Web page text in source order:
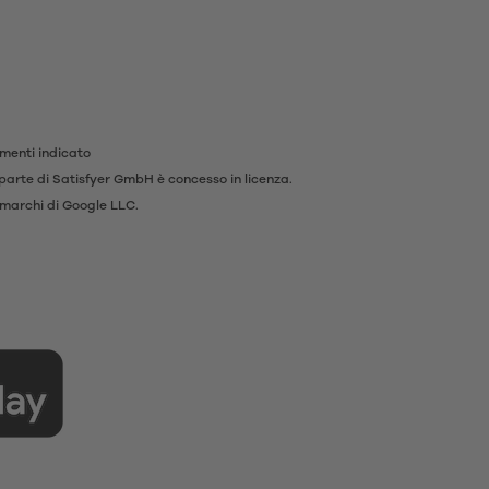
indicato
di Satisfyer GmbH è concesso in licenza.
di Google LLC.